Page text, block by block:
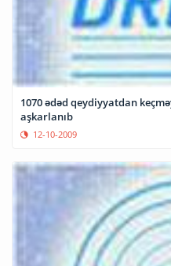
1070 ədəd qeydiyyatdan
aşkarlanıb
12-10-2009